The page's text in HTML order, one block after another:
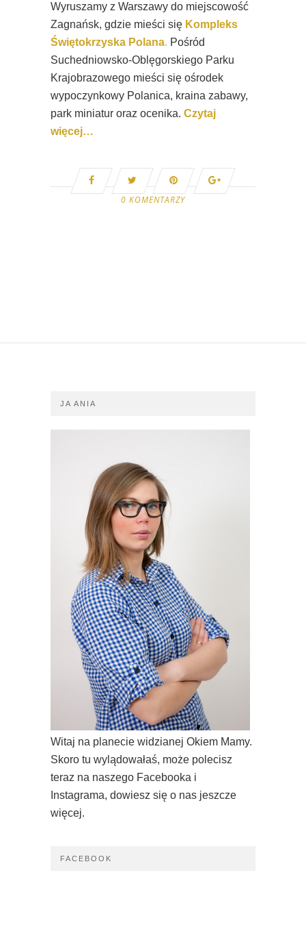
Wyruszamy z Warszawy do miejscowość
Zagnańsk, gdzie mieści się Kompleks
Świętokrzyska Polana. Pośród
Suchedniowsko-Oblęgorskiego Parku
Krajobrazowego mieści się ośrodek
wypoczynkowy Polanica, kraina zabawy,
park miniatur oraz ocenika. Czytaj
więcej…
0 KOMENTARZY
JA ANIA
Witaj na planecie widzianej Okiem Mamy.
Skoro tu wylądowałaś, może polecisz
teraz na naszego Facebooka i
Instagrama, dowiesz się o nas jeszcze
więcej.
FACEBOOK